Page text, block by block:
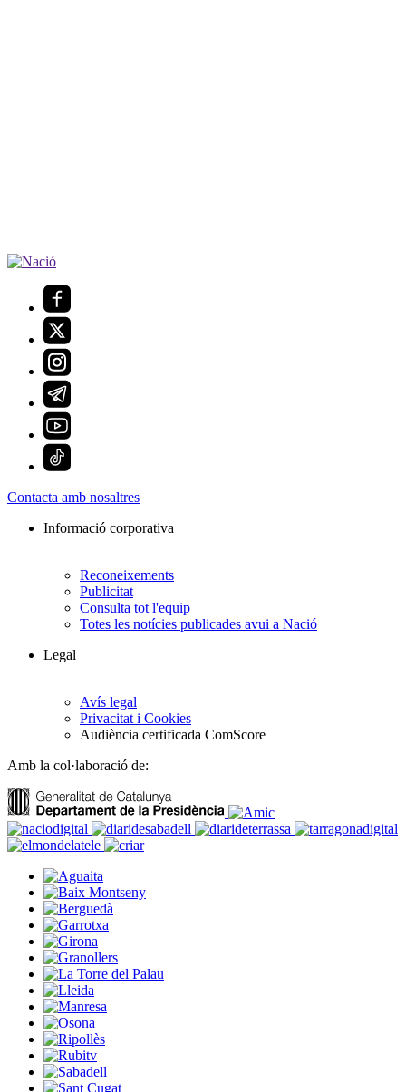
Contacta amb nosaltres
Informació corporativa
Reconeixements
Publicitat
Consulta tot l'equip
Totes les notícies publicades avui a Nació
Legal
Avís legal
Privacitat i Cookies
Audiència certificada ComScore
Amb la col·laboració de: